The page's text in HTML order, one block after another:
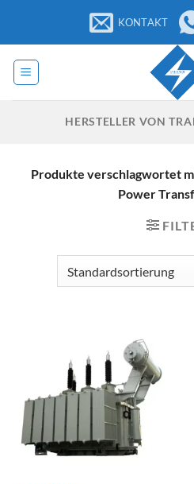
springen
KONTAKT
HERSTELLER VON
Produkte verschlagwortet
Power